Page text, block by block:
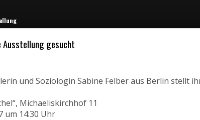
Ausstellung gesucht
und Soziologin Sabine Felber aus Berlin stellt
Michaeliskirchhof 11
um 14:30 Uhr